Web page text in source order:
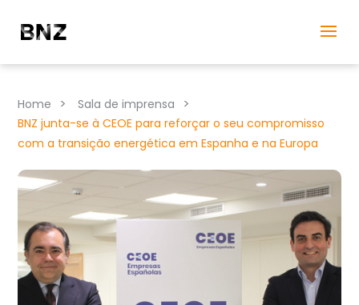
Home > Sala de imprensa >
BNZ junta-se à CEOE para reforçar o seu compromisso
com a transição energética em Espanha e na Europa